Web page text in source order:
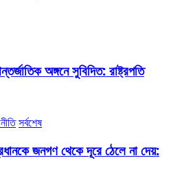
অঙ্গনে সুবিদিত: রাষ্ট্রপতি
সর্বশেষ
জনগণ থেকে দূরে ঠেলে না দেয়: